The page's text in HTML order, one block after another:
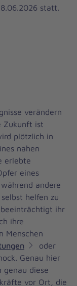
statt.
verändern
Zukunft ist
plötzlich in
nahen
erlebte
eines
andere
helfen zu
ihr
ihre
Menschen
oder
Genau hier
genau diese
vor Ort, die